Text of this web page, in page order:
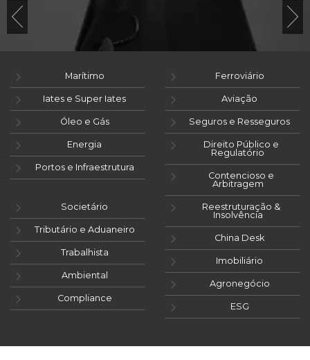
Marítimo
Iates e Super Iates
Óleo e Gás
Energia
Portos e Infraestrutura
Ferroviário
Aviação
Seguros e Resseguros
Direito Público e
Regulatório
Contencioso e
Arbitragem
Societário
Tributário e Aduaneiro
Trabalhista
Ambiental
Compliance
Reestruturação &
Insolvência
China Desk
Imobiliário
Agronegócio
ESG